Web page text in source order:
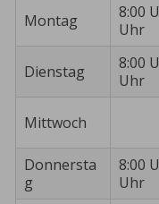
Montag
8:00
Uhr
Dienstag
8:00
Uhr
Mittwoch
Donnersta
g
8:00
Uhr